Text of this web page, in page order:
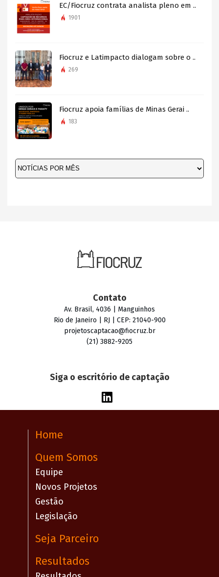
EC/Fiocruz contrata analista pleno em ..
1901
Fiocruz e Latimpacto dialogam sobre o ..
269
Fiocruz apoia famílias de Minas Gerai ..
183
Contato
Av. Brasil, 4036 | Manguinhos
Rio de Janeiro | RJ | CEP: 21040-900
projetoscaptacao@fiocruz.br
(21) 3882-9205
Siga o escritório de captação
Home
Quem Somos
Equipe
Novos Projetos
Gestão
Legislação
Seja Parceiro
Resultados